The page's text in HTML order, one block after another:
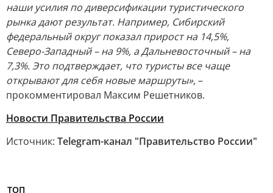
наши усилия по диверсификации туристического
рынка дают результат. Например, Сибирский
федеральный округ показал прирост на 14,5%,
Северо-Западный – на 9%, а Дальневосточный – на
7,3%. Это подтверждает, что туристы все чаще
открывают для себя новые маршруты»,–
прокомментировал Максим Решетников.
Новости Правительства России
Источник: Telegram-канал "Правительство России"
ТОП